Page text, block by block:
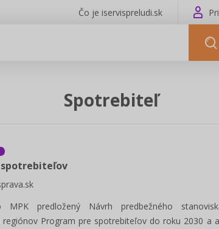
Čo je iservispreludi.sk
Spotrebiteľ
spotrebiteľov
predložený Návrh predbežného
regiónov Program pre spotrebiteľov do roku 2030 a